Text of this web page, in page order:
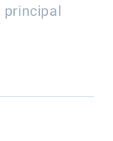
principal